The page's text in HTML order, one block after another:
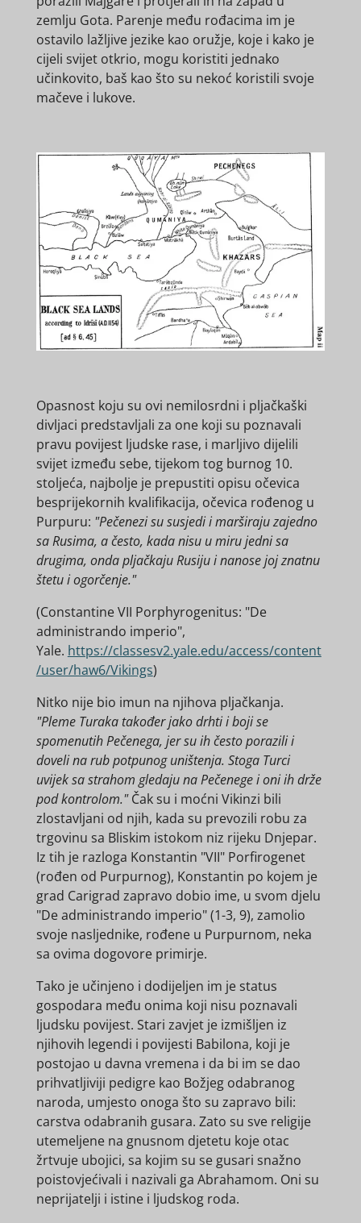
zemlju Gota. Parenje među rođacima im je
ostavilo lažljive jezike kao oružje, koje i kako je
cijeli svijet otkrio, mogu koristiti jednako
učinkovito, baš kao što su nekoć koristili svoje
mačeve i lukove.
Opasnost koju su ovi nemilosrdni i pljačkaški
divljaci predstavljali za one koji su poznavali
pravu povijest ljudske rase, i marljivo dijelili
svijet između sebe, tijekom tog burnog 10.
stoljeća, najbolje je prepustiti opisu očevica
besprijekornih kvalifikacija, očevica rođenog u
Purpuru: "Pečenezi su susjedi i marširaju zajedno
sa Rusima, a često, kada nisu u miru jedni sa
drugima, onda pljačkaju Rusiju i nanose joj znatnu
štetu i ogorčenje."
(Constantine VII Porphyrogenitus: "De
administrando imperio",
Yale. https://classesv2.yale.edu/access/content
/user/haw6/Vikings)
Nitko nije bio imun na njihova pljačkanja.
"Pleme Turaka također jako drhti i boji se
spomenutih Pečenega, jer su ih često porazili i
doveli na rub potpunog uništenja. Stoga Turci
uvijek sa strahom gledaju na Pečenege i oni ih drže
pod kontrolom."Čak su i moćni Vikinzi bili
zlostavljani od njih, kada su prevozili robu za
trgovinu sa Bliskim istokom niz rijeku Dnjepar.
Iz tih je razloga Konstantin "VII" Porfirogenet
(rođen od Purpurnog), Konstantin po kojem je
grad Carigrad zapravo dobio ime, u svom djelu
"De administrando imperio" (1-3, 9), zamolio
svoje nasljednike, rođene u Purpurnom, neka
sa ovima dogovore primirje.
Tako je učinjeno i dodijeljen im je status
gospodara među onima koji nisu poznavali
ljudsku povijest. Stari zavjet je izmišljen iz
njihovih legendi i povijesti Babilona, koji je
postojao u davna vremena i da bi im se dao
prihvatljiviji pedigre kao Božjeg odabranog
naroda, umjesto onoga što su zapravo bili:
carstva odabranih gusara. Zato su sve religije
utemeljene na gnusnom djetetu koje otac
žrtvuje ubojici, sa kojim su se gusari snažno
poistovjećivali i nazivali ga Abrahamom. Oni su
neprijatelji i istine i ljudskog roda.